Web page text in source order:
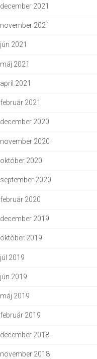
december 2021
november 2021
jún 2021
máj 2021
apríl 2021
február 2021
december 2020
november 2020
október 2020
september 2020
február 2020
december 2019
október 2019
júl 2019
jún 2019
máj 2019
február 2019
december 2018
november 2018